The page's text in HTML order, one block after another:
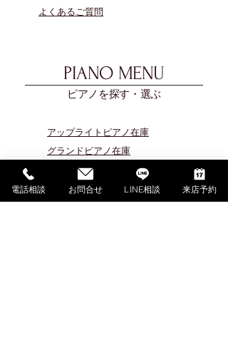
よくあるご質問
PIANO MENU
ピアノを探す・選ぶ
アップライトピアノ在庫
グランドピアノ在庫
輸入アップライトピアノ在庫
​輸入グランドピアノ在庫
電話相談 お問合せ LINE相談 来店予約